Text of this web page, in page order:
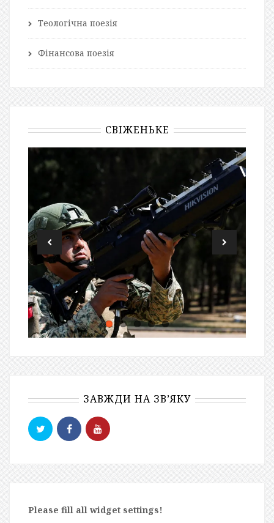
Теологічна поезія
Фінансова поезія
СВІЖЕНЬКЕ
ЗАВЖДИ НА ЗВ’ЯКУ
Please fill all widget settings!